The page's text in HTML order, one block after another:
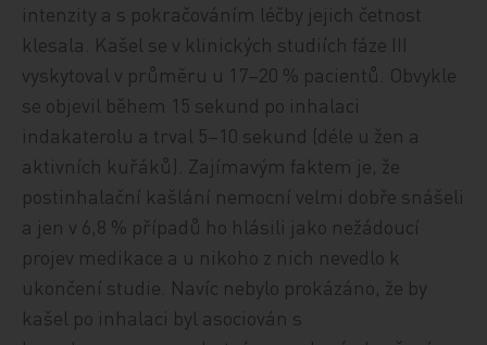
intenzity a s pokračováním léčby jejich četnost
klesala. Kašel se v klinických studiích fáze III
vyskytoval v průměru u 17–20 % pacientů. Obvykle
se objevil během 15 sekund po inhalaci
indakaterolu a trval 5–10 sekund (déle u žen a
aktivních kuřáků). Zajímavým faktem je, že
postinhalační kašlání nemocní velmi dobře snášeli
a jen v 6,8 % případů ho hlásili jako nežádoucí
projev medikace a u nikoho z nich nevedlo k
ukončení studie. Navíc nebylo prokázáno, že by
kašel po inhalaci byl asociován s